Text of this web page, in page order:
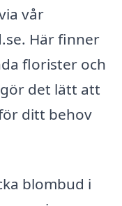
vår
Här finner
florister och
det lätt att
ditt behov
blombud i